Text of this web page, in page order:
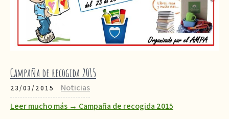
Campaña de recogida 2015
23/03/2015
Noticias
Leer mucho más → Campaña de recogida 2015